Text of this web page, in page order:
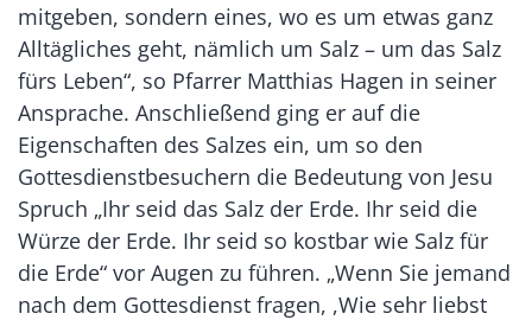
mitgeben, sondern eines, wo es um etwas ganz
Alltägliches geht, nämlich um Salz – um das Salz
fürs Leben“, so Pfarrer Matthias Hagen in seiner
Ansprache. Anschließend ging er auf die
Eigenschaften des Salzes ein, um so den
Gottesdienstbesuchern die Bedeutung von Jesu
Spruch „Ihr seid das Salz der Erde. Ihr seid die
Würze der Erde. Ihr seid so kostbar wie Salz für
die Erde“ vor Augen zu führen. „Wenn Sie jemand
nach dem Gottesdienst fragen, ,Wie sehr liebst